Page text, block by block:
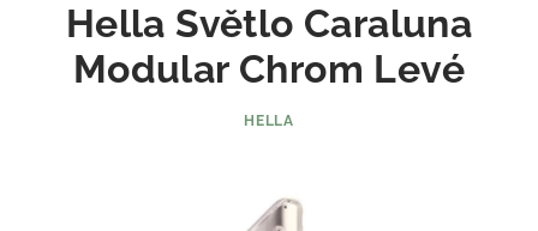
Hella Světlo Caraluna
Modular Chrom Levé
HELLA